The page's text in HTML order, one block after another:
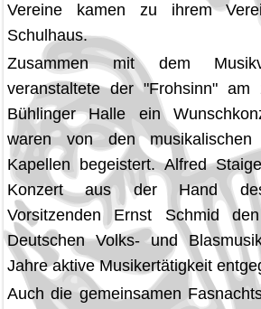
Vereine kamen zu ihrem
Schulhaus.
Zusammen mit dem
veranstaltete der "Frohsinn"
Bühlinger Halle ein
waren von den musikalischen
Kapellen begeistert. Alfred
Konzert aus der Hand des
Vorsitzenden Ernst Schmid
Deutschen Volks- und
Jahre aktive Musikertätigkeit
Auch die gemeinsamen